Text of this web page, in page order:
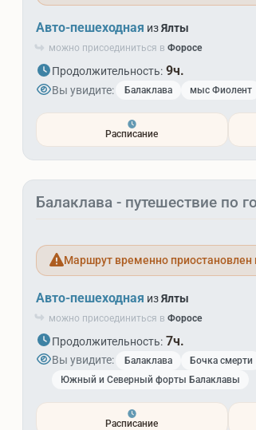
Авто-пешеходная изЯлты
можно присоединиться в Форосе
Продолжительность: 9ч.
Вы увидите: Балаклава мыс Фиолент
Расписание
Балаклава - путешествие по
Маршрут временно приостановлен
Авто-пешеходная изЯлты
можно присоединиться в Форосе
Продолжительность: 7ч.
Вы увидите: Балаклава Бочка смерти
Южный и Северный форты Балаклавы
Расписание